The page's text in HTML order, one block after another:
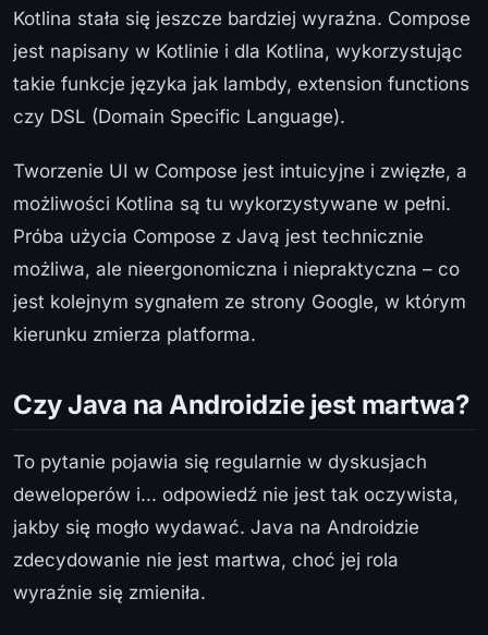
Kotlina stała się jeszcze bardziej wyraźna. Compose
jest napisany w Kotlinie i dla Kotlina, wykorzystując
takie funkcje języka jak lambdy, extension functions
czy DSL (Domain Specific Language).
Tworzenie UI w Compose jest intuicyjne i zwięzłe, a
możliwości Kotlina są tu wykorzystywane w pełni.
Próba użycia Compose z Javą jest technicznie
możliwa, ale nieergonomiczna i niepraktyczna – co
jest kolejnym sygnałem ze strony Google, w którym
kierunku zmierza platforma.
Czy Java na Androidzie jest martwa?
To pytanie pojawia się regularnie w dyskusjach
deweloperów i... odpowiedź nie jest tak oczywista,
jakby się mogło wydawać. Java na Androidzie
zdecydowanie nie jest martwa, choć jej rola
wyraźnie się zmieniła.